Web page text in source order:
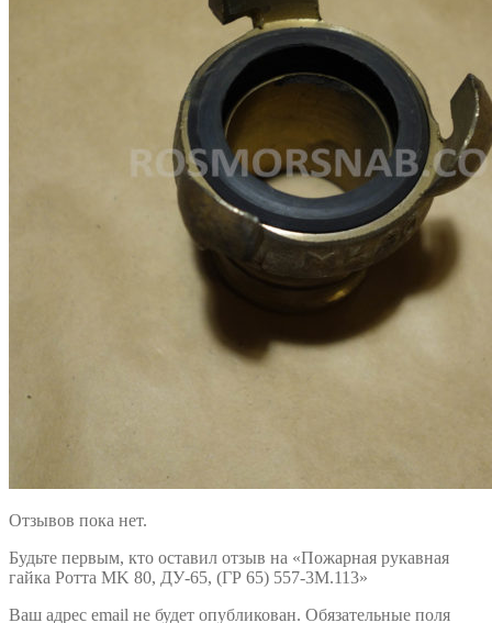
Отзывов пока нет.
Будьте первым, кто оставил отзыв на «Пожарная рукавная
гайка Ротта MK 80, ДУ-65, (ГР 65) 557-3М.113»
Ваш адрес email не будет опубликован. Обязательные поля